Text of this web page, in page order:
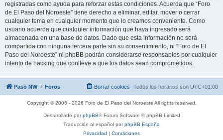
registradas como ayuda para reforzar estas condiciones. Acuerda que “Foro
de El Paso del Noroeste” tiene derecho a eliminar, editar, mover o cerrar
cualquier tema en cualquier momento que lo creamos conveniente. Como
usuario acuerda que cualquier información que haya ingresado será
almacenada en una base de datos. Dado que esta información no será
compartida con ninguna tercera parte sin su consentimiento, ni “Foro de El
Paso del Noroeste” ni phpBB podrán considerarse responsables por cualquier
intento de hacking que conlleve a que los datos sean comprometidos.
Paso NW Foros Todos los horarios son UTC+01:00
Borrar cookies
Copyright © 2006 - 2026 Foro de El Paso del Noroeste All rights reserved.
Desarrollado porphpBB® Forum Software © phpBB Limited
Traducción al español porphpBB España
Privacidad | Condiciones